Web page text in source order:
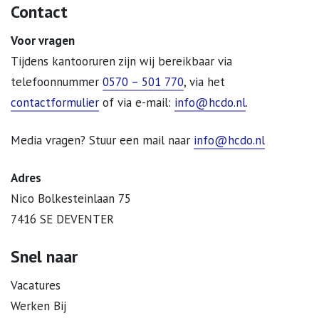
Contact
Voor vragen
Tijdens kantooruren zijn wij bereikbaar via
telefoonnummer 0570 – 501 770, via het
contactformulier of via e-mail: info@hcdo.nl.
Media vragen? Stuur een mail naar info@hcdo.nl
Adres
Nico Bolkesteinlaan 75
7416 SE DEVENTER
Snel naar
Vacatures
Werken Bij